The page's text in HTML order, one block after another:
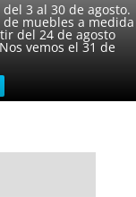
3 al 30 de agosto.
muebles a medida
del 24 de agosto
vemos el 31 de